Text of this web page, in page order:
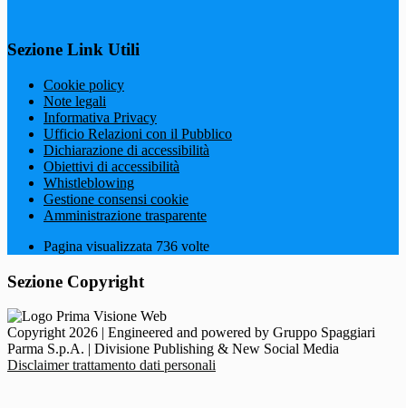
Sezione Link Utili
Cookie policy
Note legali
Informativa Privacy
Ufficio Relazioni con il Pubblico
Dichiarazione di accessibilità
Obiettivi di accessibilità
Whistleblowing
Gestione consensi cookie
Amministrazione trasparente
Pagina visualizzata 736 volte
Sezione Copyright
Copyright 2026 | Engineered and powered by Gruppo Spaggiari
Parma S.p.A. | Divisione Publishing & New Social Media
Disclaimer trattamento dati personali